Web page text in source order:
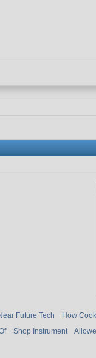
Future Tech How
Shop Instrument